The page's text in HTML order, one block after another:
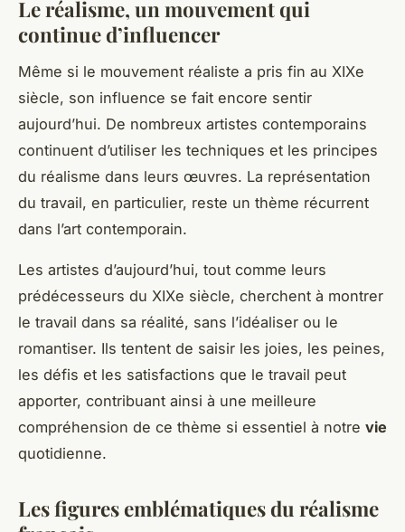
Le réalisme, un mouvement qui
continue d’influencer
Même si le mouvement réaliste a pris fin au XIXe
siècle, son influence se fait encore sentir
aujourd’hui. De nombreux artistes contemporains
continuent d’utiliser les techniques et les principes
du réalisme dans leurs œuvres. La représentation
du travail, en particulier, reste un thème récurrent
dans l’art contemporain.
Les artistes d’aujourd’hui, tout comme leurs
prédécesseurs du XIXe siècle, cherchent à montrer
le travail dans sa réalité, sans l’idéaliser ou le
romantiser. Ils tentent de saisir les joies, les peines,
les défis et les satisfactions que le travail peut
apporter, contribuant ainsi à une meilleure
compréhension de ce thème si essentiel à notre vie
quotidienne.
Les figures emblématiques du réalisme